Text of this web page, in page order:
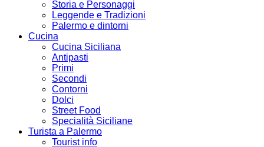
Storia e Personaggi
Leggende e Tradizioni
Palermo e dintorni
Cucina
Cucina Siciliana
Antipasti
Primi
Secondi
Contorni
Dolci
Street Food
Specialità Siciliane
Turista a Palermo
Tourist info